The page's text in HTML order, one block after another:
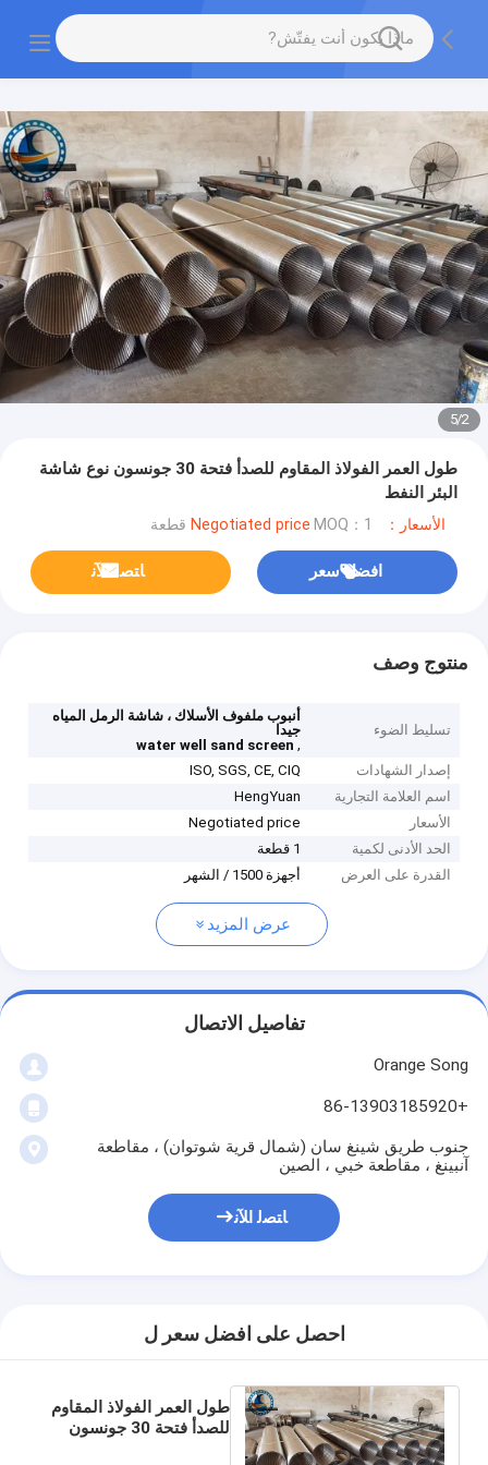
2
/
5
طول العمر الفولاذ المقاوم للصدأ فتحة 30 جونسون نوع شاشة
البئر النفط
الأسعار：Negotiated price MOQ：1 قطعة
افضل سعر ﺎﺘﺼﻟ ﺍﻶﻧ
منتوج وصف
تسليط الضوء
أنبوب ملفوف الأسلاك ، شاشة الرمل المياه
جيدا
,
water well sand screen
إصدار الشهادات
ISO, SGS, CE, CIQ
اسم العلامة التجارية
HengYuan
الأسعار
Negotiated price
الحد الأدنى لكمية
1 قطعة
القدرة على العرض
أجهزة 1500 / الشهر
عرض المزيد
تفاصيل الاتصال
Orange Song
+86-13903185920
جنوب طريق شينغ سان (شمال قرية شوتوان) ، مقاطعة
آنبينغ ، مقاطعة خبي ، الصين
ﺎﺘﺼﻟ ﺍﻶﻧ
احصل على افضل سعر ل
طول العمر الفولاذ المقاوم
للصدأ فتحة 30 جونسون